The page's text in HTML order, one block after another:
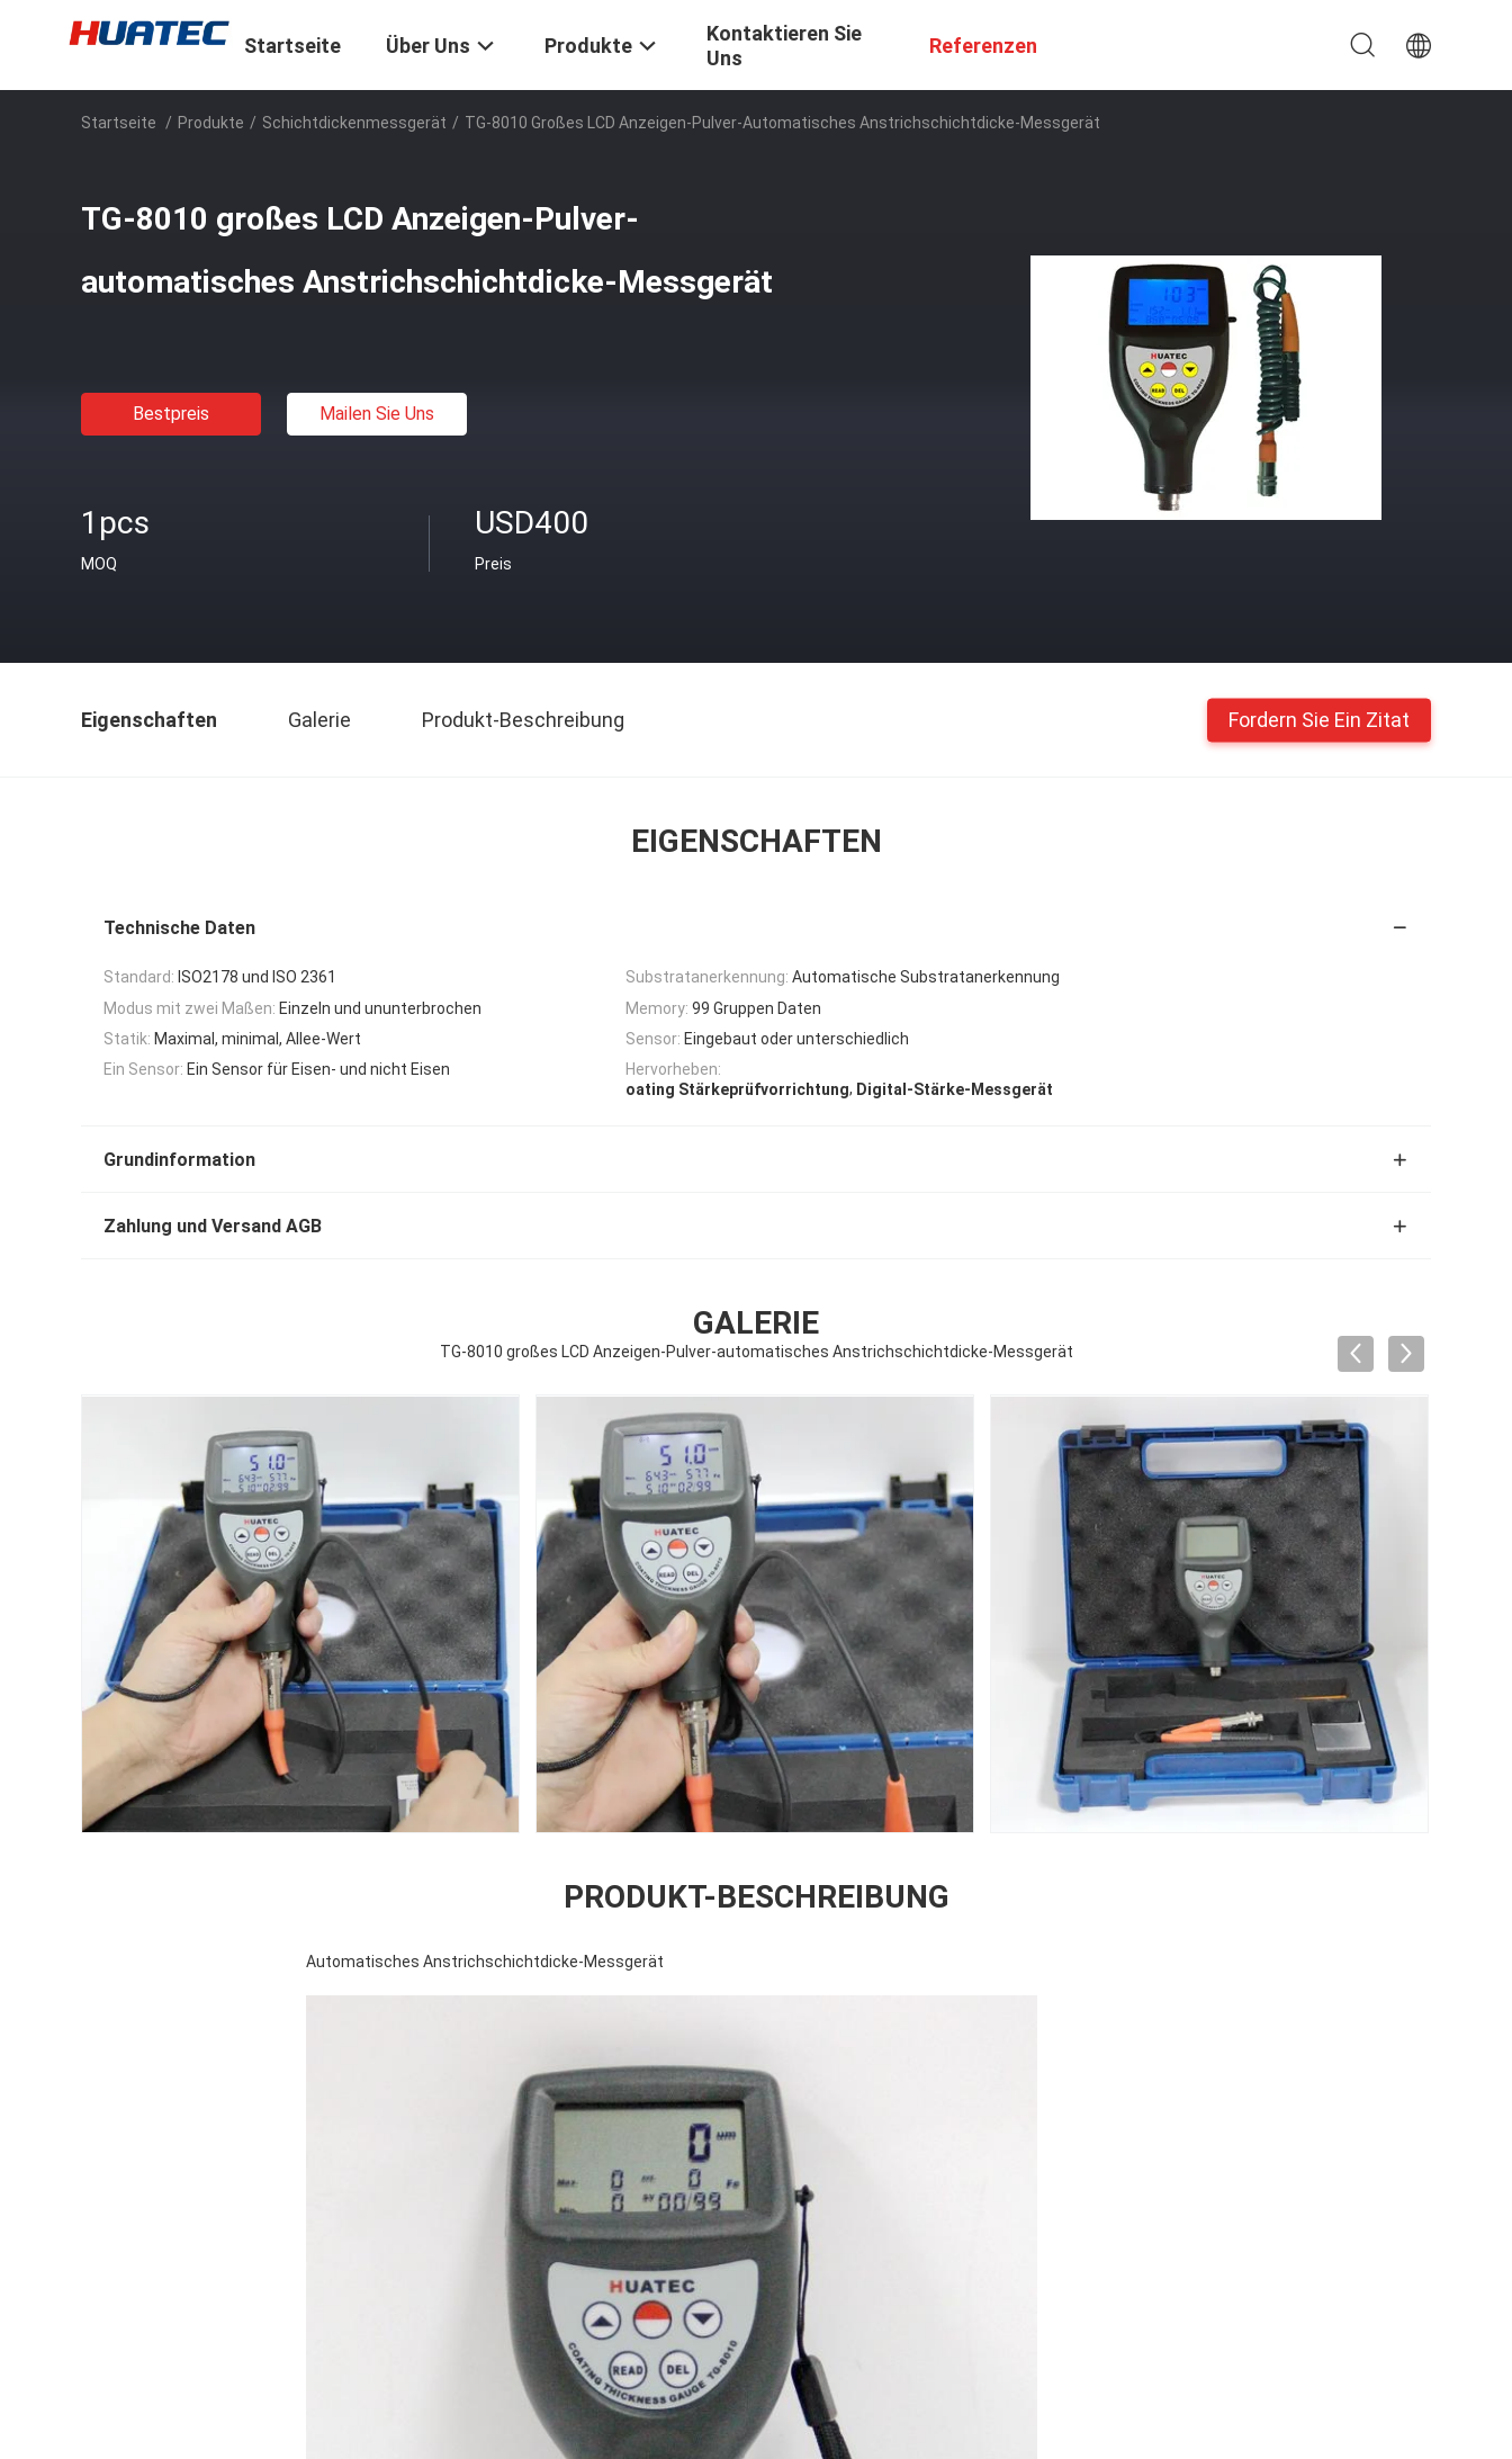
Startseite Über Uns Produkte
Kontaktieren Sie
Uns
Referenzen
Startseite / Produkte / Schichtdickenmessgerät / TG-8010 Großes LCD Anzeigen-Pulver-Automatisches Anstrichschichtdicke-Messgerät
TG-8010 großes LCD Anzeigen-Pulver-
automatisches Anstrichschichtdicke-Messgerät
Bestpreis Mailen Sie Uns
1pcs
MOQ
USD400
Preis
Eigenschaften Galerie Produkt-Beschreibung Fordern Sie Ein Zitat
EIGENSCHAFTEN
Technische Daten
Standard: ISO2178 und ISO 2361 Substratanerkennung: Automatische Substratanerkennung
Modus mit zwei Maßen: Einzeln und ununterbrochen Memory: 99 Gruppen Daten
Statik: Maximal, minimal, Allee-Wert Sensor: Eingebaut oder unterschiedlich
Ein Sensor: Ein Sensor für Eisen- und nicht Eisen
Hervorheben:
oating Stärkeprüfvorrichtung, Digital-Stärke-Messgerät
Grundinformation
Zahlung und Versand AGB
GALERIE
TG-8010 großes LCD Anzeigen-Pulver-automatisches Anstrichschichtdicke-Messgerät
PRODUKT-BESCHREIBUNG
Automatisches Anstrichschichtdicke-Messgerät